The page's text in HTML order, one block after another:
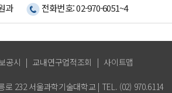
과 전화번호: 02-970-6051~4
공시 | 교내연구업적조회 | 사이트맵
로 232 서울과학기술대학교 | TEL. (02) 970.6114